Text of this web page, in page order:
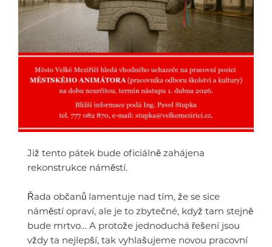
Již tento pátek bude oficiálně zahájena
rekonstrukce náměstí.
Řada občanů lamentuje nad tím, že se sice
náměstí opraví, ale je to zbytečné, když tam stejně
bude mrtvo… A protože jednoduchá řešení jsou
vždy ta nejlepší, tak vyhlašujeme novou pracovní